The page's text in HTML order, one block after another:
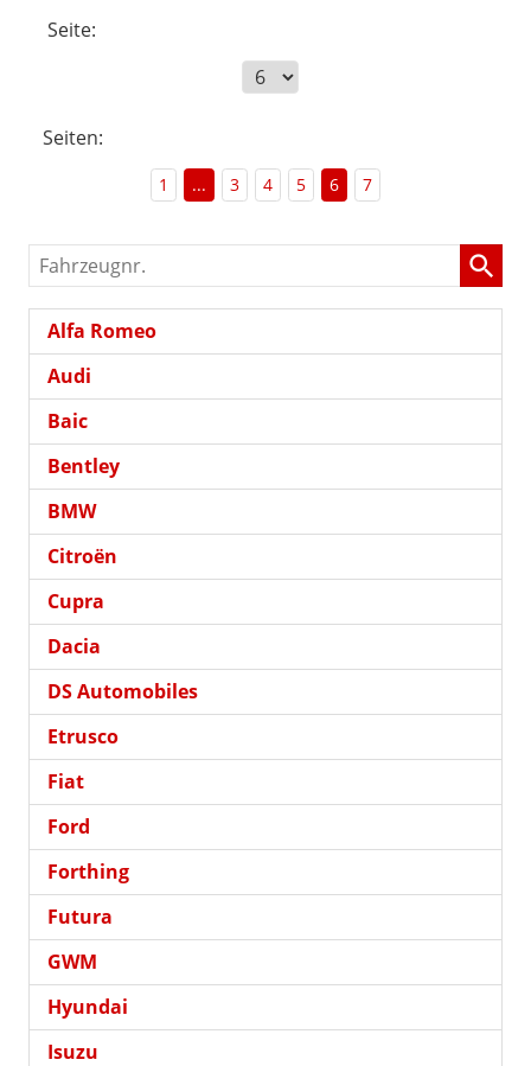
Seite:
Seiten:
1 ... 3 4 5 6 7
Fahrzeugnr.
Alfa Romeo
Audi
Baic
Bentley
BMW
Citroën
Cupra
Dacia
DS Automobiles
Etrusco
Fiat
Ford
Forthing
Futura
GWM
Hyundai
Isuzu